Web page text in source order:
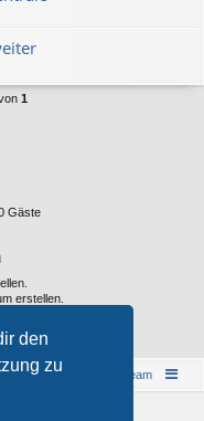
den
zu
1
Gäste
erstellen.
Das Team